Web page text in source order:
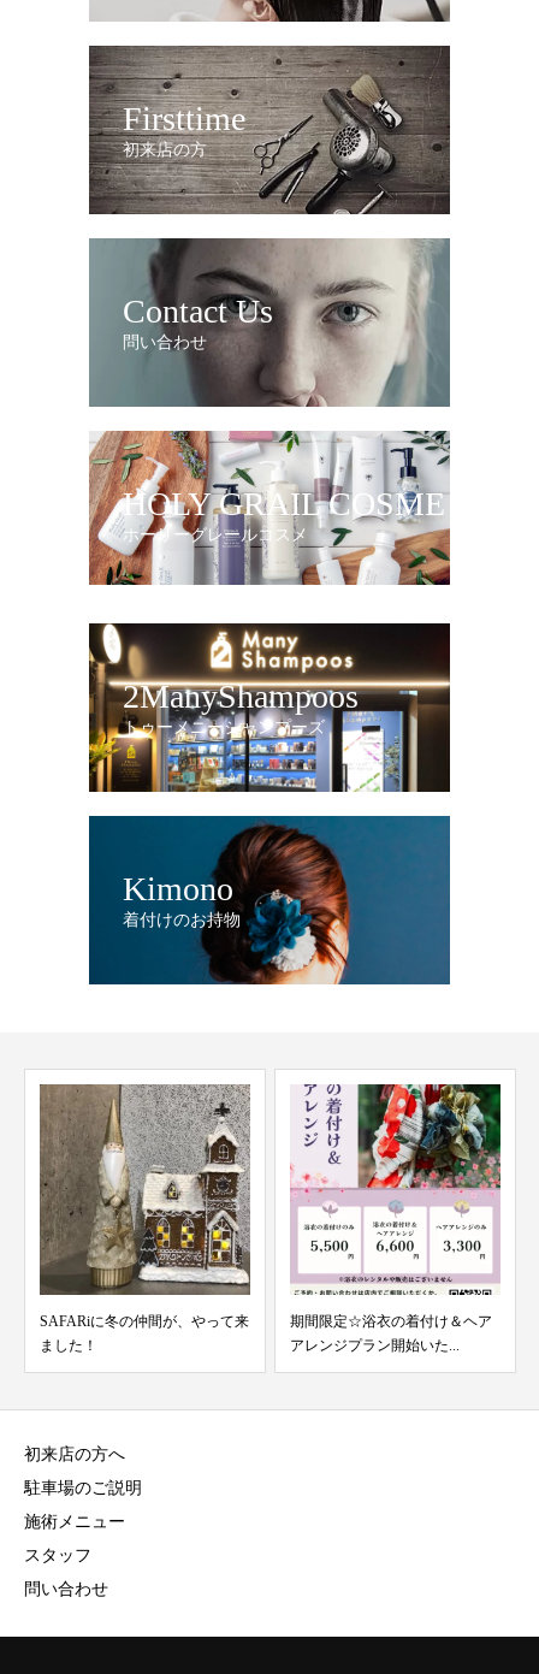
Firsttime
初来店の方
Contact Us
問い合わせ
HOLY GRAIL COSME
ホーリーグレールコスメ
2ManyShampoos
トゥーメニーシャンプーズ
Kimono
着付けのお持物
SAFARiに冬の仲間が、やって来
ました！
期間限定☆浴衣の着付け＆ヘア
アレンジプラン開始いた...
初来店の方へ
駐車場のご説明
施術メニュー
スタッフ
問い合わせ